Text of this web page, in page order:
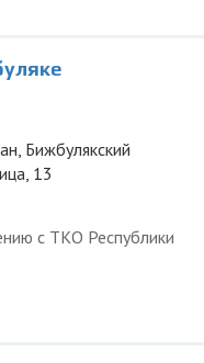
Бижбулякский
13
с ТКО Республики